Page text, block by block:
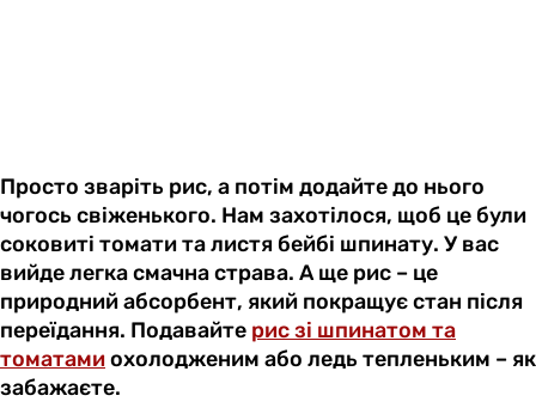
Просто зваріть рис, а потім додайте до нього
чогось свіженького. Нам захотілося, щоб це були
соковиті томати та листя бейбі шпинату. У вас
вийде легка смачна страва. А ще рис – це
природний абсорбент, який покращує стан після
переїдання. Подавайте рис зі шпинатом та
томатамиохолодженим або ледь тепленьким – як
забажаєте.